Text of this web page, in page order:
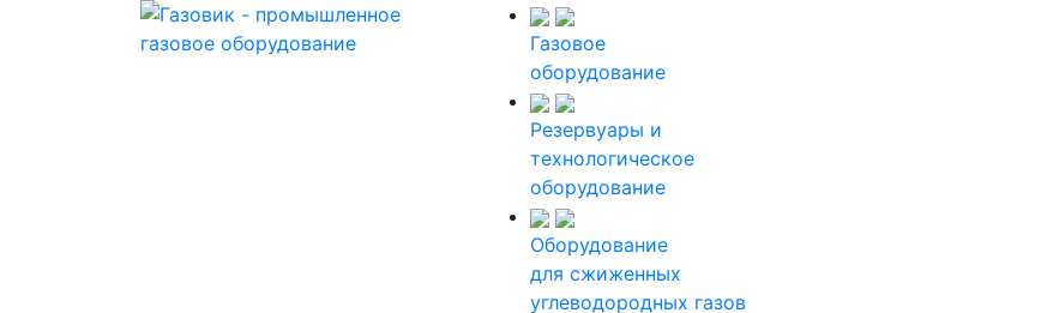
Газовое
оборудование
Резервуары и
технологическое
оборудование
Оборудование
для сжиженных
углеводородных газов